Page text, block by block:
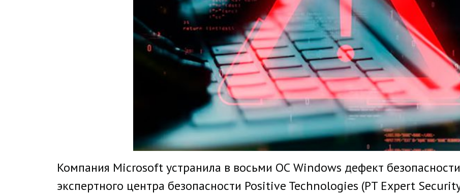
Компания Microsoft устранила в восьми ОС Windows дефект
экспертного центра безопасности Positive Technologies (PT Expert